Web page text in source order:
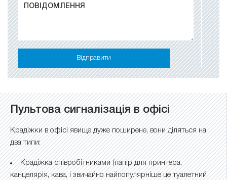
Відправити
Пультова сигналізація в офісі
Крадіжки в офісі явище дуже поширене, вони діляться на
два типи:
Крадіжка співробітниками (папір для принтера,
канцелярія, кава, і звичайно найпопулярніше це туалетний